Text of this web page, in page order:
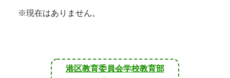
※現在はありません。
港区教育委員会学校教育部